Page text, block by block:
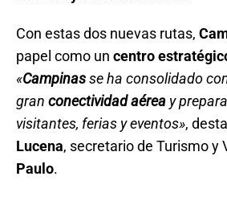
Con estas dos nuevas rutas,
papel como un centro
«Campinasse ha consolidado
gran conectividad aérea y
visitantes, ferias y eventos»,
Lucena, secretario de Turismo y
Paulo.